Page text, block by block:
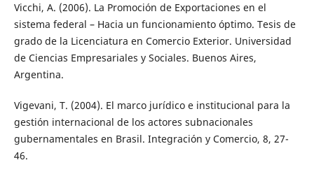
Vicchi, A. (2006). La Promoción de Exportaciones en el
sistema federal – Hacia un funcionamiento óptimo. Tesis de
grado de la Licenciatura en Comercio Exterior. Universidad
de Ciencias Empresariales y Sociales. Buenos Aires,
Argentina.
Vigevani, T. (2004). El marco jurídico e institucional para la
gestión internacional de los actores subnacionales
gubernamentales en Brasil. Integración y Comercio, 8, 27-
46.